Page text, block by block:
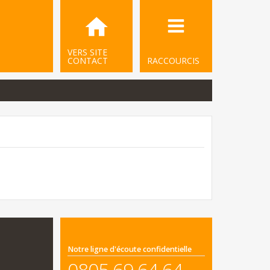
RACCOURCIS
VERS SITE
CONTACT
Notre ligne d'écoute confidentielle